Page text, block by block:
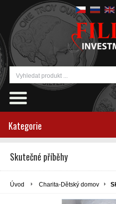
Kategorie
Skutečné příběhy
Úvod Charita-Dětský domov